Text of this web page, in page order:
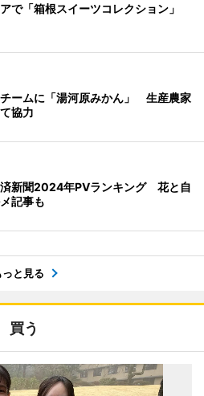
で「箱根スイーツコレクション」
ームに「湯河原みかん」 生産農家
協力
新聞2024年PVランキング 花と自
記事も
っと見る
買う